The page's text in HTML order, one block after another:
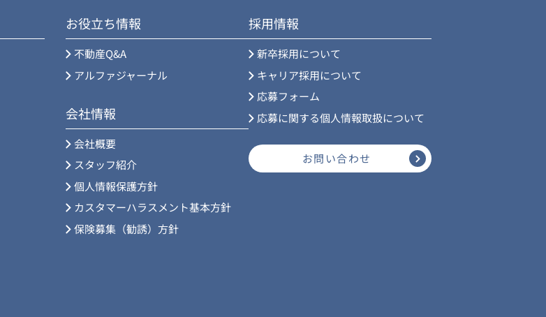
お役立ち情報
不動産Q&A
アルファジャーナル
会社情報
会社概要
スタッフ紹介
個人情報保護方針
カスタマーハラスメント基本方針
保険募集（勧誘）方針
採用情報
新卒採用について
キャリア採用について
応募フォーム
応募に関する個人情報取扱について
お問い合わせ